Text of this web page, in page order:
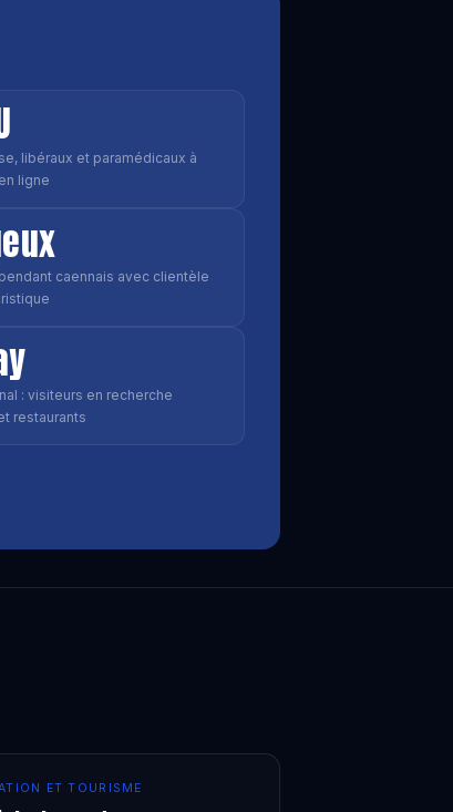
libéraux et paramédicaux à
ligne
caennais avec clientèle
: visiteurs en recherche
restaurants
ET TOURISME